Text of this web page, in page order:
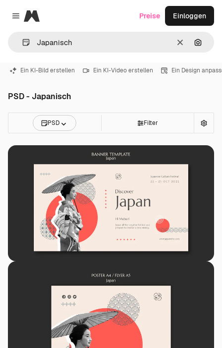
Close menu
Magnific
LöschenNach
Preise Einloggen
Ein KI-Bild erstellen Ein KI-Video erstellen Ein Design
PSD - Japanisch
PSD Filter